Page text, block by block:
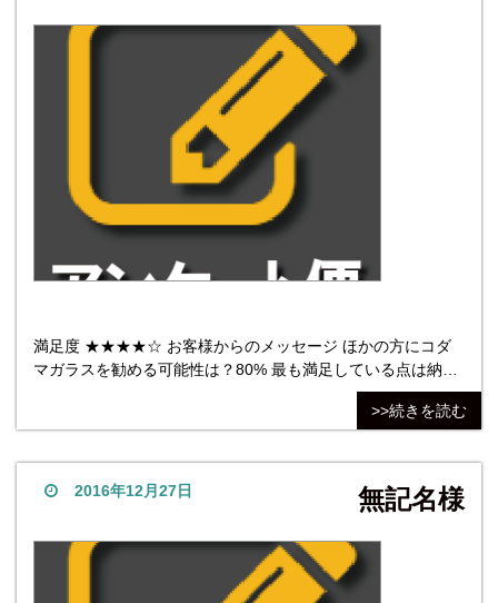
満足度 ★★★★☆ お客様からのメッセージ ほかの方にコダ
マガラスを勧める可能性は？80% 最も満足している点は納
期。年の瀬の忙しい時期にお願いしたにもかかわらず、オー
ダーメイドでサイズをお伝えしてから、商品到着まで5日でし
るとすれば、しっかりと梱包されていたため、開梱時にどこ
から開けれ
>>続きを読む
2016年12月27日 無記名様